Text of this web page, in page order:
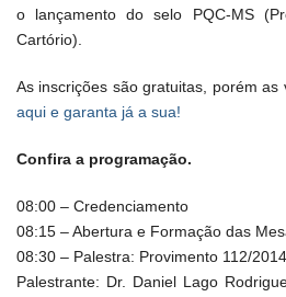
o lançamento do selo PQC-MS
Cartório).
As inscrições são gratuitas, porém as
aqui e garanta já a sua!
Confira a programação.
08:00 – Credenciamento
08:15 – Abertura e Formação das
08:30 – Palestra: Provimento 112/
Palestrante: Dr. Daniel Lago